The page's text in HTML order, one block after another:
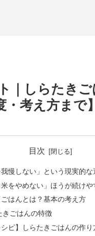
｜しらたき
考え方まで】
目次
我慢しない」という現実的な
をやめない」ほうが続けや
ごはんとは？基本の考え方
きごはんの特徴
シピ】しらたきごはんの作り